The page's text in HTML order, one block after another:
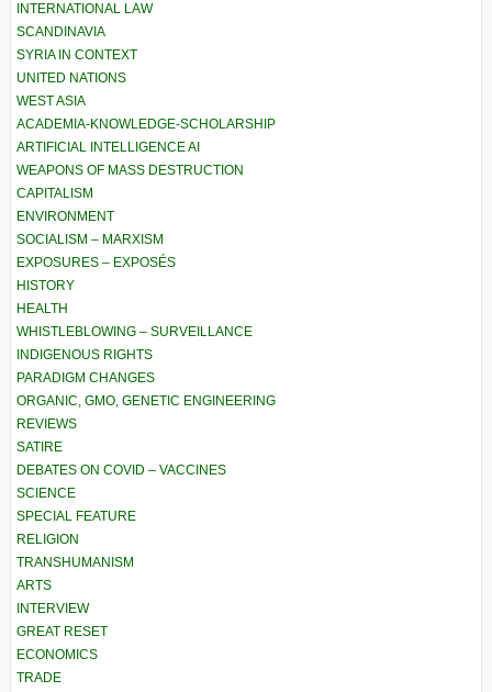
INTERNATIONAL LAW
SCANDINAVIA
SYRIA IN CONTEXT
UNITED NATIONS
WEST ASIA
ACADEMIA-KNOWLEDGE-SCHOLARSHIP
ARTIFICIAL INTELLIGENCE AI
WEAPONS OF MASS DESTRUCTION
CAPITALISM
ENVIRONMENT
SOCIALISM – MARXISM
EXPOSURES – EXPOSÉS
HISTORY
HEALTH
WHISTLEBLOWING – SURVEILLANCE
INDIGENOUS RIGHTS
PARADIGM CHANGES
ORGANIC, GMO, GENETIC ENGINEERING
REVIEWS
SATIRE
DEBATES ON COVID – VACCINES
SCIENCE
SPECIAL FEATURE
RELIGION
TRANSHUMANISM
ARTS
INTERVIEW
GREAT RESET
ECONOMICS
TRADE